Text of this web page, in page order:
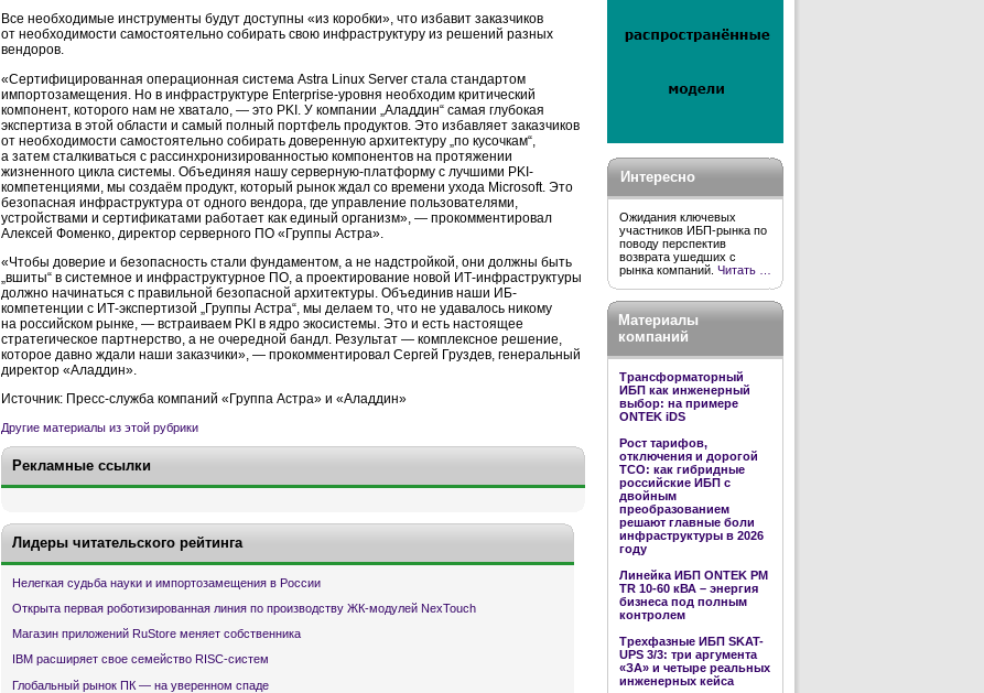
Все необходимые инструменты будут доступны «из коробки», что избавит заказчиков
от необходимости самостоятельно собирать свою инфраструктуру из решений разных
вендоров.
«Сертифицированная операционная система Astra Linux Server стала стандартом
импортозамещения. Но в инфраструктуре Enterprise-уровня необходим критический
компонент, которого нам не хватало, — это PKI. У компании „Аладдин“ самая глубокая
экспертиза в этой области и самый полный портфель продуктов. Это избавляет заказчиков
от необходимости самостоятельно собирать доверенную архитектуру „по кусочкам“,
а затем сталкиваться с рассинхронизированностью компонентов на протяжении
жизненного цикла системы. Объединяя нашу серверную-платформу с лучшими PKI-
компетенциями, мы создаём продукт, который рынок ждал со времени ухода Microsoft. Это
безопасная инфраструктура от одного вендора, где управление пользователями,
устройствами и сертификатами работает как единый организм», — прокомментировал
Алексей Фоменко, директор серверного ПО «Группы Астра».
«Чтобы доверие и безопасность стали фундаментом, а не надстройкой, они должны быть
„вшиты“ в системное и инфраструктурное ПО, а проектирование новой ИТ-инфраструктуры
должно начинаться с правильной безопасной архитектуры. Объединив наши ИБ-
компетенции с ИТ-экспертизой „Группы Астра“, мы делаем то, что не удавалось никому
на российском рынке, — встраиваем PKI в ядро экосистемы. Это и есть настоящее
стратегическое партнерство, а не очередной бандл. Результат — комплексное решение,
которое давно ждали наши заказчики», — прокомментировал Сергей Груздев, генеральный
директор «Аладдин».
Источник: Пресс-служба компаний «Группа Астра» и «Аладдин»
Другие материалы из этой рубрики
Рекламные ссылки
Лидеры читательского рейтинга
Нелегкая судьба науки и импортозамещения в России
Открыта первая роботизированная линия по производству ЖК-модулей NexTouch
Магазин приложений RuStore меняет собственника
IBM расширяет свое семейство RISC-систем
Глобальный рынок ПК — на уверенном спаде
Интересно
Ожидания ключевых
участников ИБП-рынка по
поводу перспектив
возврата ушедших с
рынка компаний. Читать …
Материалы
компаний
Трансформаторный
ИБП как инженерный
выбор: на примере
ONTEK iDS
Рост тарифов,
отключения и дорогой
TCO: как гибридные
российские ИБП с
двойным
преобразованием
решают главные боли
инфраструктуры в 2026
году
Линейка ИБП ONTEK PM
TR 10-60 кВА – энергия
бизнеса под полным
контролем
Трехфазные ИБП SKAT-
UPS 3/3: три аргумента
«ЗА» и четыре реальных
инженерных кейса